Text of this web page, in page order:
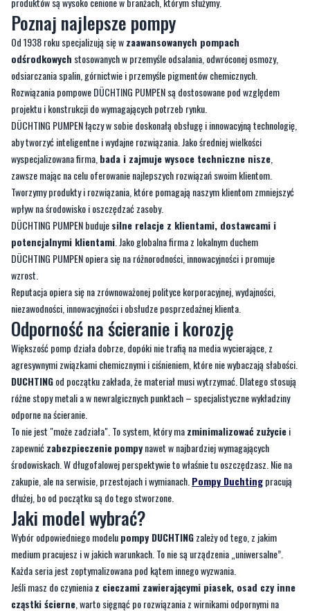
odśrodkowychstosowanych w przemyśle odsalania, odwróconej osmozy,
odsiarczania spalin, górnictwie i przemyśle pigmentów chemicznych.
Rozwiązania pompowe DÜCHTING PUMPEN są dostosowane pod względem
projektu i konstrukcji do wymagających potrzeb rynku.
DÜCHTING PUMPEN łączy w sobie doskonałą obsługę i innowacyjną technologię,
aby tworzyć inteligentne i wydajne rozwiązania. Jako średniej wielkości
wyspecjalizowana firma,bada i zajmuje wysoce techniczne nisze
zawsze mając na celu oferowanie najlepszych rozwiązań swoim klientom.
Tworzymy produkty i rozwiązania, które pomagają naszym klientom zmniejszyć
wpływ na środowisko i oszczędzać zasoby.
DÜCHTING PUMPEN budujesilne relacje z klientami, dostawcami i
potencjalnymi klientami. Jako globalna firma z lokalnym duchem
DÜCHTING PUMPEN opiera się na różnorodności, innowacyjności i promuje
wzrost.
Reputacja opiera się na zrównoważonej polityce korporacyjnej, wydajności,
niezawodności, innowacyjności i obsłudze posprzedażnej klienta.
Odporność na ścieranie i korozję
Większość pomp działa dobrze, dopóki nie trafią na media wycierające, z
agresywnymi związkami chemicznymi i ciśnieniem, które nie wybaczają słabości.
DUCHTINGod początku zakłada, że materiał musi wytrzymać. Dlatego stosują
różne stopy metali a w newralgicznych punktach – specjalistyczne wykładziny
odporne na ścieranie.
To nie jest "może zadziała". To system, który mazminimalizowaćzużyciei
zapewnićzabezpieczeniepompynawet w najbardziej wymagających
środowiskach. W długofalowej perspektywie to właśnie tu oszczędzasz. Nie na
zakupie, ale na serwisie, przestojach i wymianach.Pompy Duchtingpracują
dłużej, bo od początku są do tego stworzone.
Jaki model wybrać?
Wybór odpowiedniego modelupompy DUCHTINGzależy od tego, z jakim
medium pracujesz i w jakich warunkach. To nie są urządzenia „uniwersalne”.
Każda seria jest zoptymalizowana pod kątem innego wyzwania.
Jeśli masz do czynieniaz cieczami zawierającymi piasek, osad czy inne
cząstki ścierne, warto sięgnąć po rozwiązania z wirnikami odpornymi na
zużycie i obudową wykonaną z materiałów odpornych na korozję. Do
agresywnych chemicznie, istotna będzie odporność materiałowa, np.
wersje z komponentami duplex lub powłokami ochronnymi.